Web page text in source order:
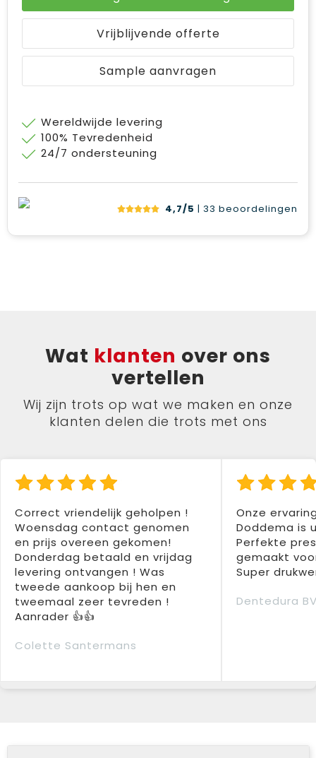
Vrijblijvende offerte
Sample aanvragen
Wereldwijde levering
100% Tevredenheid
24/7 ondersteuning
4,7/5 | 33 beoordelingen
Wat klanten over ons
vertellen
Wij zijn trots op wat we maken en onze
klanten delen die trots met ons
Correct vriendelijk geholpen !
Woensdag contact genomen
en prijs overeen gekomen!
Donderdag betaald en vrijdag
levering ontvangen ! Was
tweede aankoop bij hen en
tweemaal zeer tevreden !
Aanrader 👍👍
Colette Santermans
Onze
Doddema is
Perfekte
gemaakt
Super
Dentedura